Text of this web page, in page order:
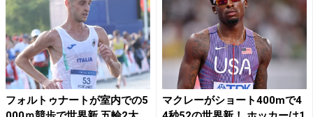
フォルトゥナートが室内での5
マクレーがショート400mで4